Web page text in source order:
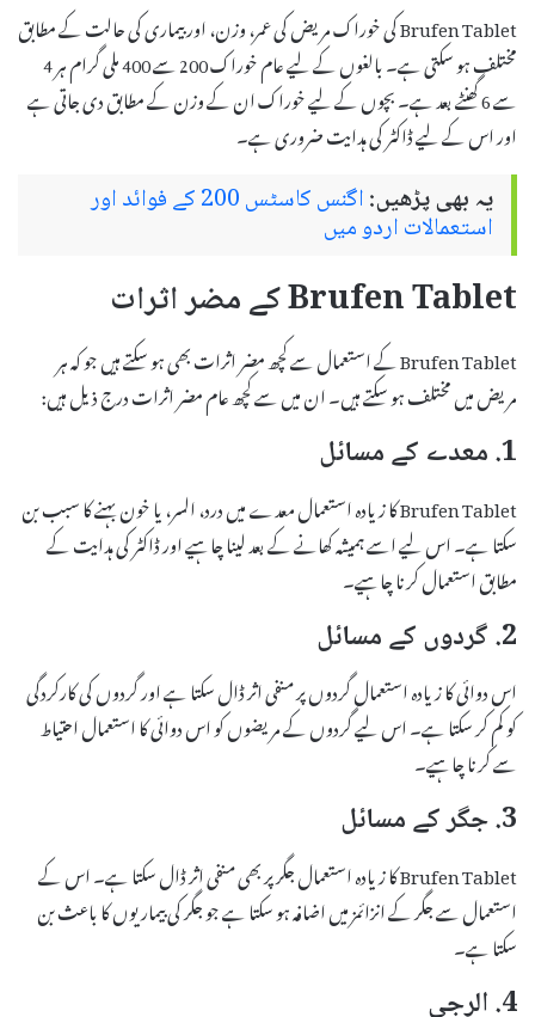
Brufen Tablet کی خوراک مریض کی عمر، وزن، اور بیماری کی حالت کے مطابق
مختلف ہو سکتی ہے۔ بالغوں کے لیے عام خوراک 200 سے 400 ملی گرام ہر 4
سے 6 گھنٹے بعد ہے۔ بچوں کے لیے خوراک ان کے وزن کے مطابق دی جاتی ہے
اور اس کے لیے ڈاکٹر کی ہدایت ضروری ہے۔
یہ بھی پڑھیں: اگنس کاسٹس 200 کے فوائد اور
استعمالات اردو میں
Brufen Tablet کے مضر اثرات
Brufen Tablet کے استعمال سے کچھ مضر اثرات بھی ہو سکتے ہیں جو کہ ہر
مریض میں مختلف ہو سکتے ہیں۔ ان میں سے کچھ عام مضر اثرات درج ذیل ہیں:
1. معدے کے مسائل
Brufen Tablet کا زیادہ استعمال معدے میں درد، السر، یا خون بہنے کا سبب بن
سکتا ہے۔ اس لیے اسے ہمیشہ کھانے کے بعد لینا چاہیے اور ڈاکٹر کی ہدایت کے
مطابق استعمال کرنا چاہیے۔
2. گردوں کے مسائل
اس دوائی کا زیادہ استعمال گردوں پر منفی اثر ڈال سکتا ہے اور گردوں کی کارکردگی
کو کم کر سکتا ہے۔ اس لیے گردوں کے مریضوں کو اس دوائی کا استعمال احتیاط
سے کرنا چاہیے۔
3. جگر کے مسائل
Brufen Tablet کا زیادہ استعمال جگر پر بھی منفی اثر ڈال سکتا ہے۔ اس کے
استعمال سے جگر کے انزائمز میں اضافہ ہو سکتا ہے جو جگر کی بیماریوں کا باعث بن
سکتا ہے۔
4. الرجی